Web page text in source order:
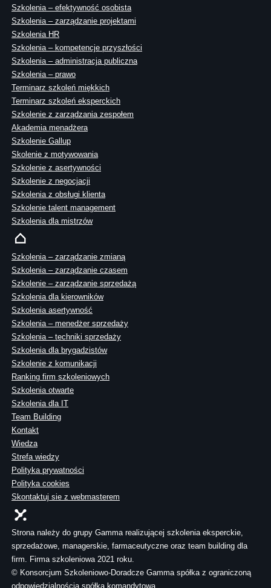
Szkolenia – efektywność osobista
Szkolenia – zarządzanie projektami
Szkolenia HR
Szkolenia – kompetencje przyszłości
Szkolenia – administracja publiczna
Szkolenia – prawo
Terminarz szkoleń miękkich
Terminarz szkoleń eksperckich
Szkolenie z zarządzania zespołem
Akademia menadżera
Szkolenie Gallup
Skolenie z motywowania
Szkolenie z asertywności
Szkolenie z negocjacji
Szkolenia z obsługi klienta
Szkolenie talent management
Szkolenia dla mistrzów
Szkolenia – zarządzanie zmianą
Szkolenia – zarządzanie czasem
Szkolenie – zarządzanie sprzedażą
Szkolenia dla kierowników
Szkolenia asertywność
Szkolenia – menedżer sprzedaży
Szkolenia – techniki sprzedaży
Szkolenia dla brygadzistów
Szkolenie z komunikacji
Ranking firm szkoleniowych
Szkolenia otwarte
Szkolenia dla IT
Team Building
Kontakt
Wiedza
Strefa wiedzy
Polityka prywatności
Polityka cookies
Skontaktuj sie z webmasterem
Strona należy do grupy Gamma realizującej szkolenia eksperckie,
sprzedażowe, managerskie, farmaceutyczne oraz team building dla
firm. Firma szkoleniowa 2021 roku.
© Konsorcjum Szkoleniowo-Doradcze Gamma spółka z ograniczoną
odpowiedzialnością spółka komandytowa